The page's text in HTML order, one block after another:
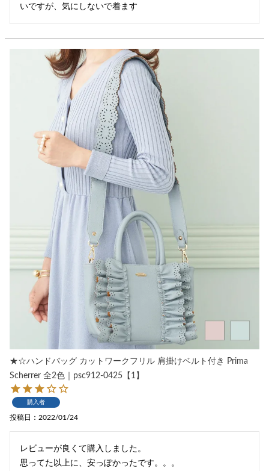
いですが、気にしないで着ます
★☆ハンドバッグ カットワークフリル 肩掛けベルト付き Prima
Scherrer 全2色｜psc912-0425【1】
購入者
投稿日 2022/01/24
レビューが良くて購入しました。
思ってた以上に、安っぽかったです。。。